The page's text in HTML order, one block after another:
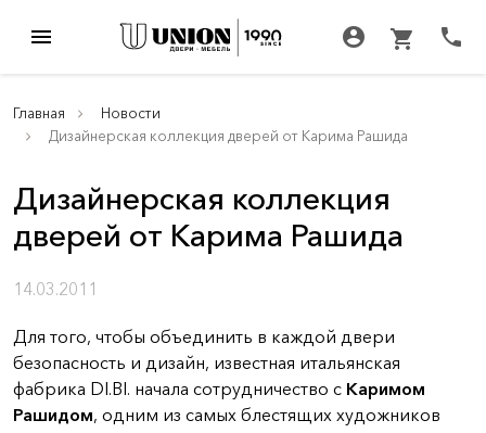
menu account_circle shopping_cart call
Главная
Новости
Дизайнерская коллекция дверей от Карима Рашида
Дизайнерская коллекция
дверей от Карима Рашида
14.03.2011
Для того, чтобы объединить в каждой двери
безопасность и дизайн, известная итальянская
фабрика DI.BI. начала сотрудничество с Каримом
Рашидом, одним из самых блестящих художников